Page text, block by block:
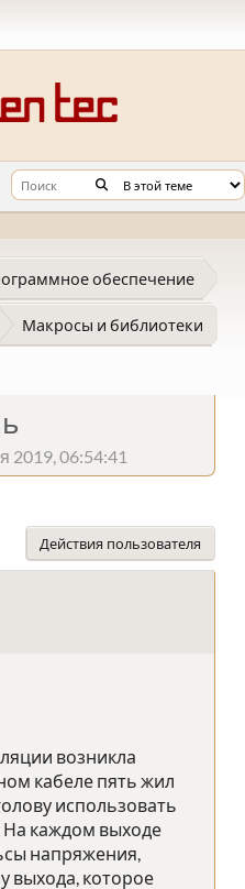
обеспечение
Макросы и библиотеки
2019, 06:54:41
Действия пользователя
возникла
кабеле пять жил
использовать
На каждом выходе
напряжения,
выхода, которое